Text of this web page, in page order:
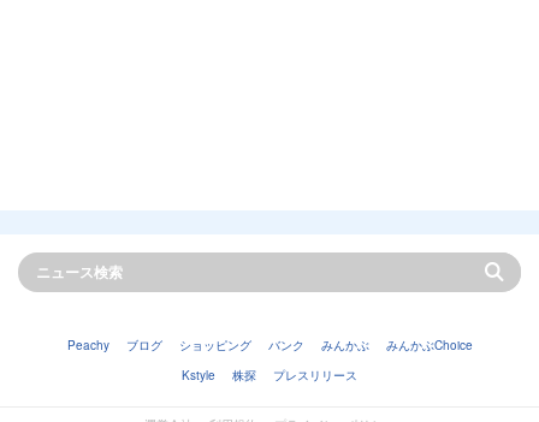
Peachy ブログ ショッピング バンク みんかぶ
みんかぶChoice
Kstyle
株探 プレスリリース